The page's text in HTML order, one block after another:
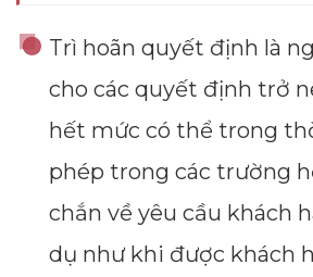
Trì hoãn quyết định là
cho các quyết định trở
hết mức có thể trong
phép trong các trường
chắn về yêu cầu khách
dụ như khi được khách